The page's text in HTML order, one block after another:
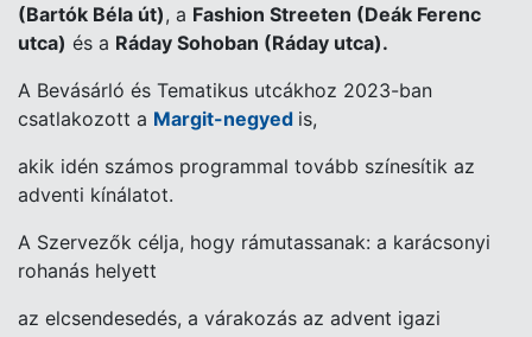
(Bartók Béla út), a Fashion Streeten (Deák Ferenc
utca) és a Ráday Sohoban (Ráday utca).
A Bevásárló és Tematikus utcákhoz 2023-ban
csatlakozott a Margit-negyed is,
akik idén számos programmal tovább színesítik az
adventi kínálatot.
A Szervezők célja, hogy rámutassanak: a karácsonyi
rohanás helyett
az elcsendesedés, a várakozás az advent igazi